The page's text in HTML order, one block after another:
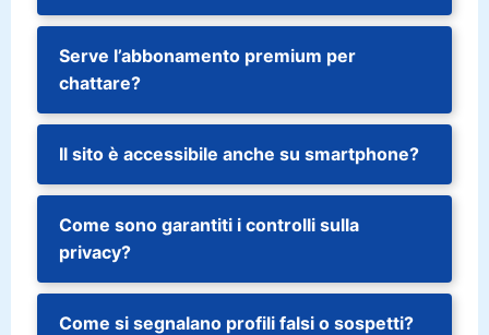
Serve l’abbonamento premium per
chattare?
Il sito è accessibile anche su smartphone?
Come sono garantiti i controlli sulla
privacy?
Come si segnalano profili falsi o sospetti?